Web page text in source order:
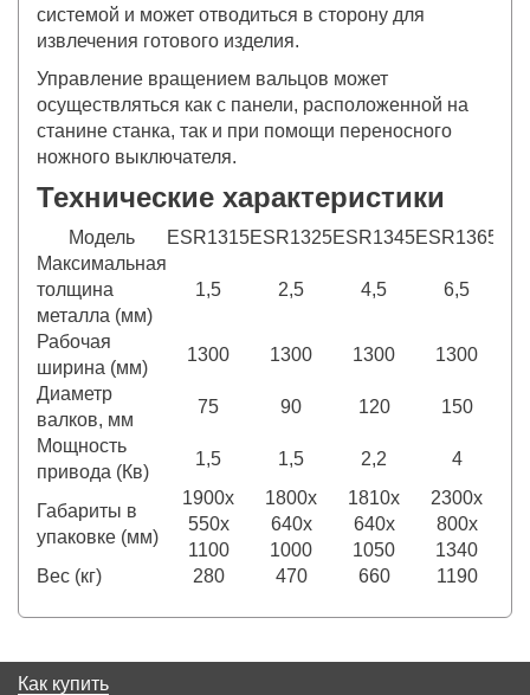
системой и может отводиться в сторону для
извлечения готового изделия.
Управление вращением вальцов может
осуществляться как с панели, расположенной на
станине станка, так и при помощи переносного
ножного выключателя.
Технические характеристики
Модель ESR1315ESR1325ESR1345ESR1365
Максимальная
толщина
металла (мм)
1,5 2,5 4,5 6,5
Рабочая
ширина (мм)
1300 1300 1300 1300
Диаметр
валков, мм
75 90 120 150
Мощность
привода (Кв)
1,5 1,5 2,2 4
Габариты в
упаковке (мм)
1900x
550x
1100
1800x
640x
1000
1810x
640x
1050
2300x
800x
1340
Вес (кг)
280 470 660 1190
Как купить